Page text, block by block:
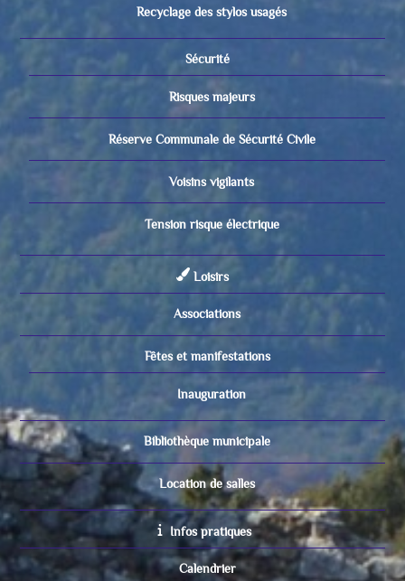
Recyclage des stylos usagés
Sécurité
Risques majeurs
Réserve Communale de Sécurité Civile
Voisins vigilants
Tension risque électrique
Loisirs
Associations
Fêtes et manifestations
Inauguration
Bibliothèque municipale
Location de salles
Infos pratiques
Calendrier